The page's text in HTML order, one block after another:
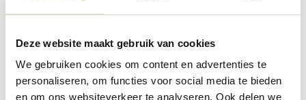
Deze website maakt gebruik van cookies
We gebruiken cookies om content en advertenties te
personaliseren, om functies voor social media te bieden
en om ons websiteverkeer te analyseren. Ook delen we
PSYCHOGOED
Checklist ‘Vertel het je kind’.